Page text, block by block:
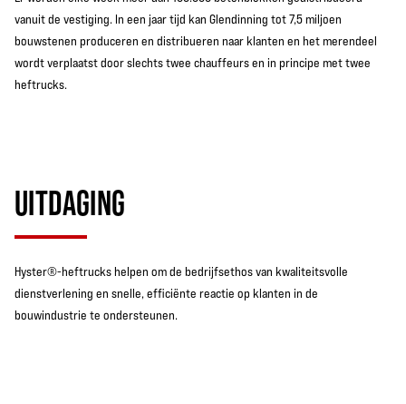
vanuit de vestiging. In een jaar tijd kan Glendinning tot 7,5 miljoen
bouwstenen produceren en distribueren naar klanten en het merendeel
wordt verplaatst door slechts twee chauffeurs en in principe met twee
heftrucks.
UITDAGING
Hyster®-heftrucks helpen om de bedrijfsethos van kwaliteitsvolle
dienstverlening en snelle, efficiënte reactie op klanten in de
bouwindustrie te ondersteunen.